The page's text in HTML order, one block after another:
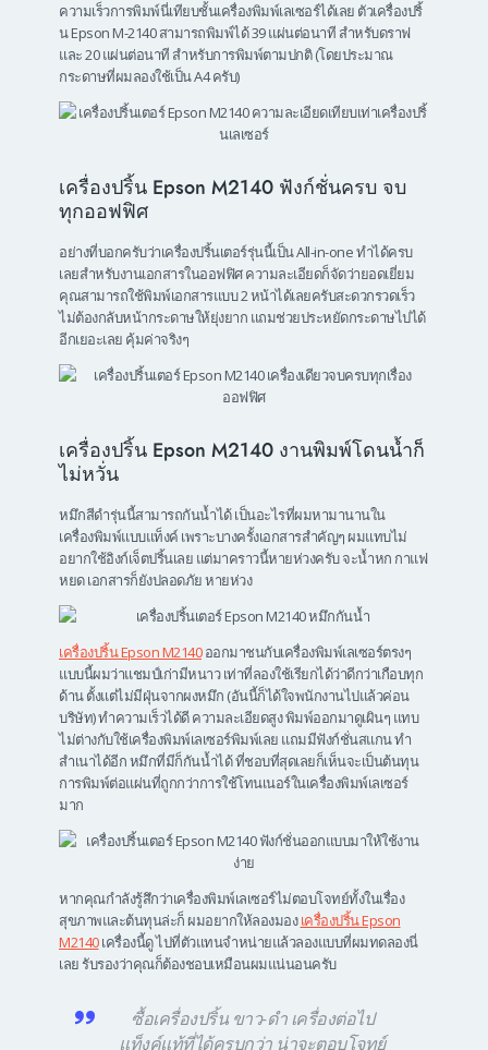
ความเร็วการพิมพ์นี่เทียบชั้นเครื่องพิมพ์เลเซอร์ได้เลย ตัวเครื่องปริ้
น Epson M-2140 สามารถพิมพ์ได้ 39 แผ่นต่อนาที สำหรับดราฟ
และ 20 แผ่นต่อนาที สำหรับการพิมพ์ตามปกติ (โดยประมาณ
กระดาษที่ผมลองใช้เป็น A4 ครับ)
เครื่องปริ้น Epson M2140 ฟังก์ชั่นครบ จบ
ทุกออฟฟิศ
อย่างที่บอกครับว่าเครื่องปริ้นเตอร์รุ่นนี้เป็น All-in-one ทำได้ครบ
เลยสำหรับงานเอกสารในออฟฟิศ ความละเอียดก็จัดว่ายอดเยี่ยม
คุณสามารถใช้พิมพ์เอกสารแบบ 2 หน้าได้เลยครับสะดวกรวดเร็ว
ไม่ต้องกลับหน้ากระดาษให้ยุ่งยาก แถมช่วยประหยัดกระดาษไปได้
อีกเยอะเลย คุ้มค่าจริงๆ
เครื่องปริ้น Epson M2140 งานพิมพ์โดนน้ำก็
ไม่หวั่น
หมึกสีดำรุ่นนี้สามารถกันน้ำได้ เป็นอะไรที่ผมหามานานใน
เครื่องพิมพ์แบบแท็งค์ เพราะบางครั้งเอกสารสำคัญๆ ผมแทบไม่
อยากใช้อิงก์เจ็ตปริ้นเลย แต่มาคราวนี้หายห่วงครับ จะน้ำหก กาแฟ
หยด เอกสารก็ยังปลอดภัย หายห่วง
เครื่องปริ้น Epson M2140ออกมาชนกับเครื่องพิมพ์เลเซอร์ตรงๆ
แบบนี้ผมว่าแชมป์เก่ามีหนาว เท่าที่ลองใช้เรียกได้ว่าดีกว่าเกือบทุก
ด้าน ตั้งแต่ไม่มีฝุ่นจากผงหมึก (อันนี้ก็ได้ใจพนักงานไปแล้วค่อน
บริษัท) ทำความเร็วได้ดี ความละเอียดสูง พิมพ์ออกมาดูเผินๆ แทบ
ไม่ต่างกับใช้เครื่องพิมพ์เลเซอร์พิมพ์เลย แถมมีฟังก์ชั่นสแกน ทำ
สำเนาได้อีก หมึกที่มีก็กันน้ำได้ ที่ชอบที่สุดเลยก็เห็นจะเป็นต้นทุน
การพิมพ์ต่อแผ่นที่ถูกกว่าการใช้โทนเนอร์ในเครื่องพิมพ์เลเซอร์
มาก
หากคุณกำลังรู้สึกว่าเครื่องพิมพ์เลเซอร์ไม่ตอบโจทย์ทั้งในเรื่อง
สุขภาพและต้นทุนล่ะก็ ผมอยากให้ลองมองเครื่องปริ้น Epson
M2140เครื่องนี้ดู ไปที่ตัวแทนจำหน่ายแล้วลองแบบที่ผมทดลองนี่
เลย รับรองว่าคุณก็ต้องชอบเหมือนผมแน่นอนครับ
ซื้อเครื่องปริ้น ขาว-ดำ เครื่องต่อไป
แท็งค์แท้ที่ได้ครบกว่า น่าจะตอบโจทย์